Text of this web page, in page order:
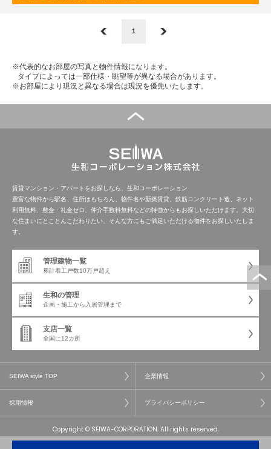
1
※代表的なお部屋の写真と物件情報になります。
タイプによっては一部仕様・眺望等が異なる場合があります。
※お部屋により現況と異なる場合は現況を優先いたします。
賃貸マンション・アパートをお探しなら、生和コーポレーション
豊富な物件から駅名、住所はもちろん、物件名や新築賃貸、鉄筋コンクリート造、ネット
利用無料、敷金・礼金ゼロ、仲介手数料無料などの特徴からもお探しいただけます。大切
な住まいにとことんこだわりたい、そんな方にもご満足いただける物件をお探しいたしま
す。
管理建物一覧
累計着工戸数10万戸超え
生和の管理
企画・施工から 入居管理まで
支店一覧
全国に12カ所
SEIWA style TOP 企業情報
採用情報 プライバシーポリシー
Copyright © SEIWA-CORPORATION. All rights reserved.